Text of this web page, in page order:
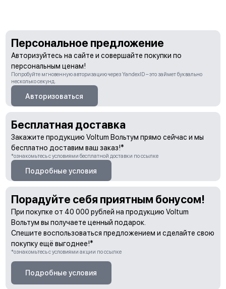
Персональное предложение
Авторизуйтесь на сайте и совершайте покупки по
персональным ценам!
Попробуйте мгновенную авторизацию через YandexID – это займет буквально
несколько секунд.
Авторизоваться
Бесплатная доставка
Закажите продукцию Voltum Вольтум прямо сейчас и мы
бесплатно доставим ваш заказ!*
*ознакомьтесь с условиями бесплатной доставки по ссылке
Подробные условия
Порадуйте себя приятным бонусом!
При покупке от 40 000 рублей на продукцию Voltum
Вольтум вы получаете ценный подарок.
Спешите воспользоваться предложением и сделайте свою
покупку ещё выгоднее!*
*ознакомьтесь с условиями акции по ссылке
Подробные условия